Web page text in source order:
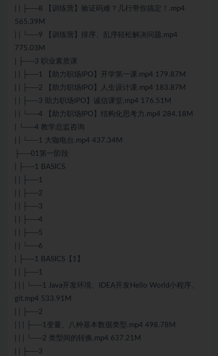
| | ├──8 【训练营】验证码难？几行带你搞定！.mp4
565.39M
| | └──9 【训练营】排序、乱序轻松解决问题.mp4
775.03M
| ├──3 职业素质课
| | ├──1 【助力职场IPO】开学第一课.mp4 179.87M
| | ├──2 【助力职场IPO】人生设计课.mp4 183.87M
| | ├──3 助力职场IPO】诚信课堂.mp4 176.51M
| | └──4 【助力职场IPO】结构化思考力.mp4 284.18M
| └──4 教学总监咨询
| | └──1 大咖电台.mp4 437.34M
├──01第一阶段
| ├──1 BASICS
| | ├──1
| | ├──2
| | ├──3
| | ├──4
| | ├──5
| | └──6
| ├──1 BASICS【1】
| | ├──1
| | | └──1 Java开发环境、IDEA开发Hello World小程序、
git.mp4 533.91M
| | ├──2
| | | ├──1变量、八种基本数据类型.mp4 498.78M
| | | └──2 类型间的转换.mp4 637.21M
| | ├──3